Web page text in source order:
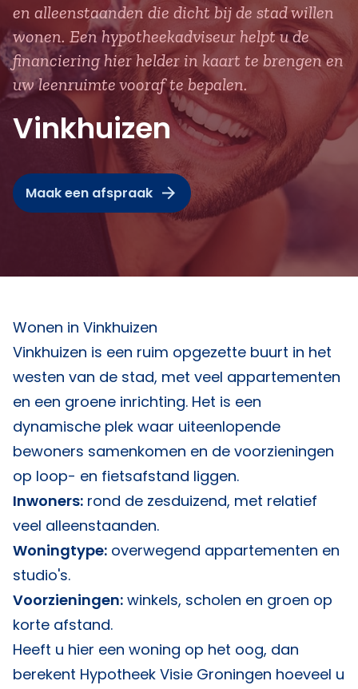
en alleenstaanden die dicht bij de stad willen
wonen. Een hypotheekadviseur helpt u de
financiering hier helder in kaart te brengen en
uw leenruimte vooraf te bepalen.
Vinkhuizen
Maak een afspraak
Wonen in Vinkhuizen
Vinkhuizen is een ruim opgezette buurt in het
westen van de stad, met veel appartementen
en een groene inrichting. Het is een
dynamische plek waar uiteenlopende
bewoners samenkomen en de voorzieningen
op loop- en fietsafstand liggen.
Inwoners: rond de zesduizend, met relatief
veel alleenstaanden.
Woningtype: overwegend appartementen en
studio's.
Voorzieningen: winkels, scholen en groen op
korte afstand.
Heeft u hier een woning op het oog, dan
berekent Hypotheek Visie Groningen hoeveel u